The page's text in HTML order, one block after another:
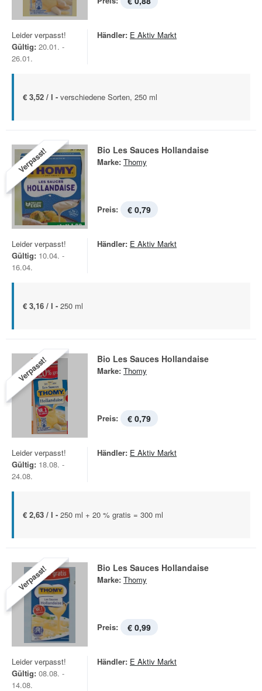
Leider verpasst!
Gültig: 20.01. -
26.01.
Händler: E Aktiv Markt
€ 3,52 / l - verschiedene Sorten, 250 ml
Verpasst! Bio Les Sauces Hollandaise
Marke: Thomy
Preis: € 0,79
Leider verpasst!
Gültig: 10.04. -
16.04.
Händler: E Aktiv Markt
€ 3,16 / l - 250 ml
Verpasst! Bio Les Sauces Hollandaise
Marke: Thomy
Preis: € 0,79
Leider verpasst!
Gültig: 18.08. -
24.08.
Händler: E Aktiv Markt
€ 2,63 / l - 250 ml + 20 % gratis = 300 ml
Verpasst! Bio Les Sauces Hollandaise
Marke: Thomy
Preis: € 0,99
Leider verpasst!
Gültig: 08.08. -
14.08.
Händler: E Aktiv Markt